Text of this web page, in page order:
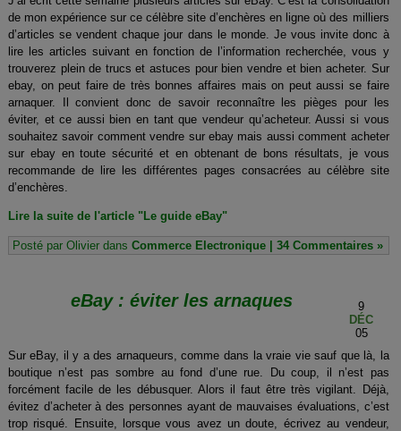
de mon expérience sur ce célèbre site d’enchères en ligne où des milliers
d’articles se vendent chaque jour dans le monde. Je vous invite donc à
lire les articles suivant en fonction de l’information recherchée, vous y
trouverez plein de trucs et astuces pour bien vendre et bien acheter. Sur
ebay, on peut faire de très bonnes affaires mais on peut aussi se faire
arnaquer. Il convient donc de savoir reconnaître les pièges pour les
éviter, et ce aussi bien en tant que vendeur qu’acheteur. Aussi si vous
souhaitez savoir comment vendre sur ebay mais aussi comment acheter
sur ebay en toute sécurité et en obtenant de bons résultats, je vous
recommande de lire les différentes pages consacrées au célèbre site
d’enchères.
Lire la suite de l'article "Le guide eBay"
Posté par Olivier dans Commerce Electronique 34 Commentaires »
9
DÉC
05
eBay : éviter les arnaques
Sur eBay, il y a des arnaqueurs, comme dans la vraie vie sauf que là, la
boutique n’est pas sombre au fond d’une rue. Du coup, il n’est pas
forcément facile de les débusquer. Alors il faut être très vigilant. Déjà,
évitez d’acheter à des personnes ayant de mauvaises évaluations, c’est
trop risqué. Ensuite, lorsque vous avez un doute, écrivez au vendeur,